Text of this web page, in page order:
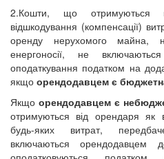
2.Кошти, що отримуються
відшкодування (компенсації)
оренду нерухомого майна,
енергоносії, не
оподаткування податком на
якщо орендодавцем є
Якщоорендодавцем є
отримуються від орендаря як
будь-яких витрат,
включаються орендодавцем